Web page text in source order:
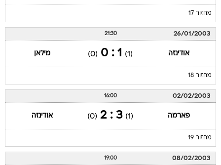
מחזור 17
26/01/2003
21:30
אודינזה (1)
1 : 0
(0) מילאן
מחזור 18
02/02/2003
16:00
פארמה (1)
3 : 2
(0) אודינזה
מחזור 19
08/02/2003
19:00